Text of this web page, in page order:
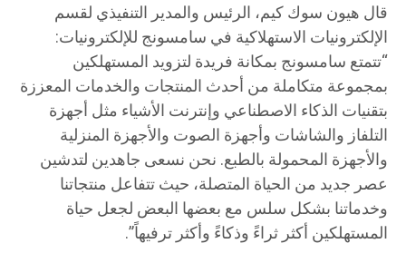
قال هيون سوك كيم، الرئيس والمدير التنفيذي لقسم
الإلكترونيات الاستهلاكية في سامسونج للإلكترونيات:
“تتمتع سامسونج بمكانة فريدة لتزويد المستهلكين
بمجموعة متكاملة من أحدث المنتجات والخدمات المعززة
بتقنيات الذكاء الاصطناعي وإنترنت الأشياء مثل أجهزة
التلفاز والشاشات وأجهزة الصوت والأجهزة المنزلية
والأجهزة المحمولة بالطبع. نحن نسعى جاهدين لتدشين
عصر جديد من الحياة المتصلة، حيث تتفاعل منتجاتنا
وخدماتنا بشكل سلس مع بعضها البعض لجعل حياة
المستهلكين أكثر ثراءً وذكاءً وأكثر ترفيهاً”.